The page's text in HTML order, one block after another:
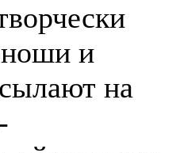
и
на